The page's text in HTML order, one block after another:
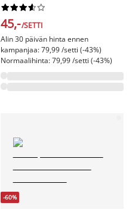






45,-/SETTI
Alin 30 päivän hinta ennen
kampanjaa: 79,99 /setti (-43%)
Normaalihinta: 79,99 /setti (-43%)
-60%